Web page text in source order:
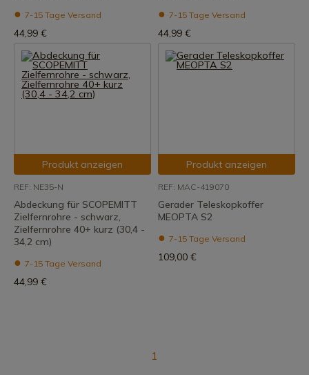
7-15 Tage Versand
44,99 €
7-15 Tage Versand
44,99 €
Produkt anzeigen
REF: NE35-N
Abdeckung für SCOPEMITT
Zielfernrohre - schwarz,
Zielfernrohre 40+ kurz (30,4 -
34,2 cm)
7-15 Tage Versand
44,99 €
Produkt anzeigen
REF: MAC-419070
Gerader Teleskopkoffer
MEOPTA S2
7-15 Tage Versand
109,00 €
1